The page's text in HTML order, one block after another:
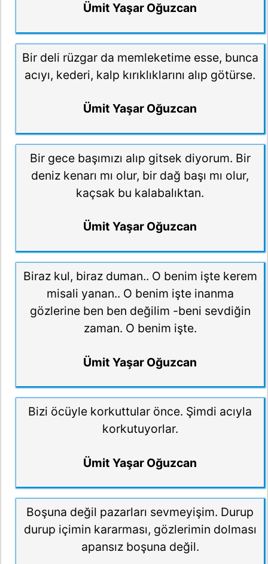
Ümit Yaşar Oğuzcan
Bir deli rüzgar da memleketime esse, bunca
acıyı, kederi, kalp kırıklıklarını alıp götürse.
Ümit Yaşar Oğuzcan
Bir gece başımızı alıp gitsek diyorum. Bir
deniz kenarı mı olur, bir dağ başı mı olur,
kaçsak bu kalabalıktan.
Ümit Yaşar Oğuzcan
Biraz kul, biraz duman.. O benim işte kerem
misali yanan.. O benim işte inanma
gözlerine ben ben değilim -beni sevdiğin
zaman. O benim işte.
Ümit Yaşar Oğuzcan
Bizi öcüyle korkuttular önce. Şimdi acıyla
korkutuyorlar.
Ümit Yaşar Oğuzcan
Boşuna değil pazarları sevmeyişim. Durup
durup içimin kararması, gözlerimin dolması
apansız boşuna değil.